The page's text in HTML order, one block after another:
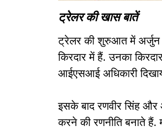
ट्रेलर की खास बातें
ट्रेलर की शुरुआत में अर्जुन
किरदार में हैं. उनका
आईएसआई अधिकारी
इसके बाद रणवीर सिंह और
करने की रणनीति बनाते हैं.